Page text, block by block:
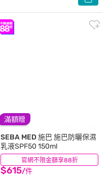
滿額贈
官網不限金額享88折
SEBA MED 施巴施巴防曬保濕
乳液SPF50 150ml
$615/件
(1)